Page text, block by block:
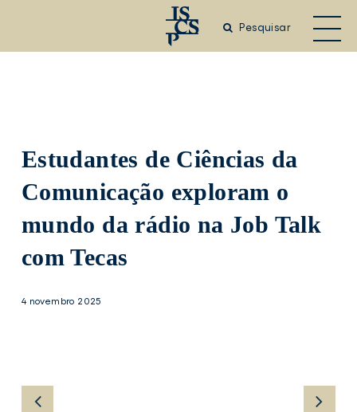
Pesquisar
Estudantes de Ciências da
Comunicação exploram o
mundo da rádio na Job Talk
com Tecas
4 novembro 2025